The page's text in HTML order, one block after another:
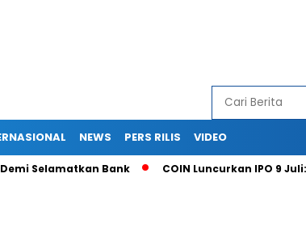
NEWS PERS RILIS VIDEO
Bank COIN Luncurkan IPO 9 Juli: